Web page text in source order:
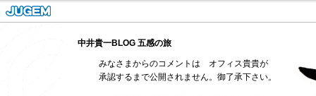
中井貴一BLOG 五感の旅
みなさまからのコメントは オフィス貴貴が
承認するまで公開されません。御了承下さい。